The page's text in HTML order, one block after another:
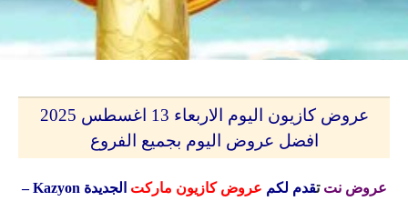
عروض كازيون اليوم الاربعاء 13 اغسطس 2025
افضل عروض اليوم بجميع الفروع
عروض نت تقدم لكم عروض كازيون ماركت الجديدة Kazyon
–